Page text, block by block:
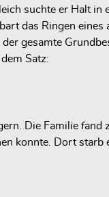
suchte er Halt
das Ringen
gesamte
Satz:
Die Familie
konnte. Dort